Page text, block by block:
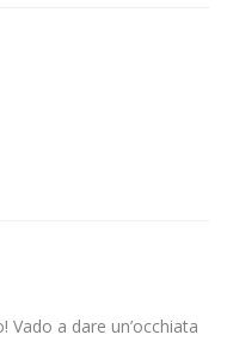
a dare un’occhiata